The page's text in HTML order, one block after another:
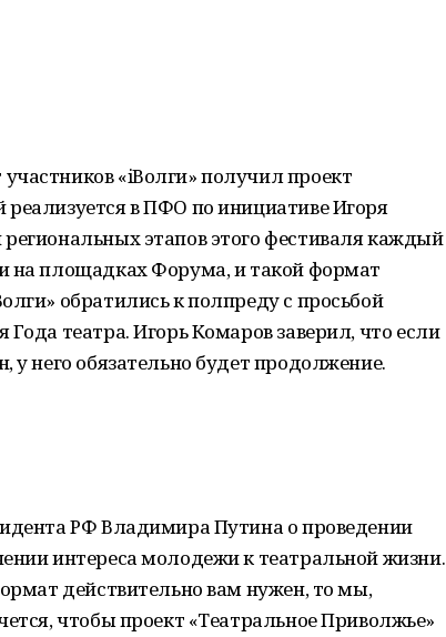
«iВолги» получил проект
в ПФО по инициативе Игоря
этапов этого фестиваля каждый
на площадках Форума, и такой формат
обратились к полпреду с просьбой
театра. Игорь Комаров заверил, что если
у него обязательно будет продолжение.
РФ Владимира Путина о проведении
интереса молодежи к театральной жизни.
действительно вам нужен, то мы,
чтобы проект «Театральное Приволжье»